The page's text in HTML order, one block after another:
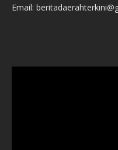
Email: